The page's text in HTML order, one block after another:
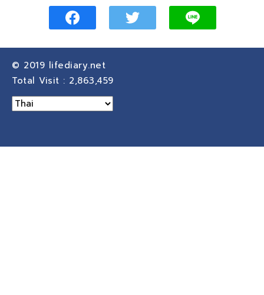
© 2019 lifediary.net
Total Visit : 2,863,459